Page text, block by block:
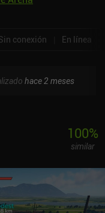
conexión En línea
hace 2 meses
100%
similar